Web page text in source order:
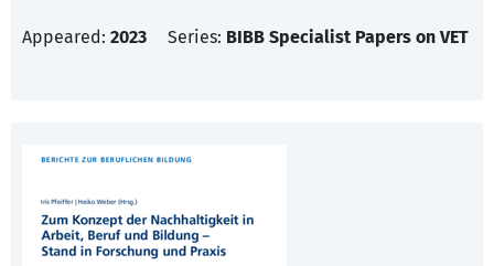
Appeared: 2023 Series: BIBB Specialist Papers on VET